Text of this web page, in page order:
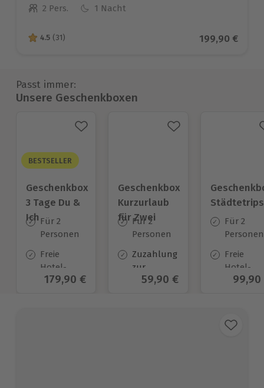
Anzahl der Teilnehmer
2 Pers. 1 Nacht
4.5 von 5 Sternen basierend auf 31 Bewertungen
4.5 (31) Aktueller
199,90 €
Passt immer:
Unsere Geschenkboxen
BESTSELLER
Geschenkbox
3 Tage Du &
Ich Für 2
Personen
Freie
Hotel-
Auswahl
Aktueller Preis
179,90 €
Geschenkbox
Kurzurlaub
für Zwei
Für 2
Personen
Zuzahlung
zur
Halbpension
Aktueller Preis
59,90 €
Städtetrips
Für 2
Personen
Freie
Hotel-
Auswahl
99,90